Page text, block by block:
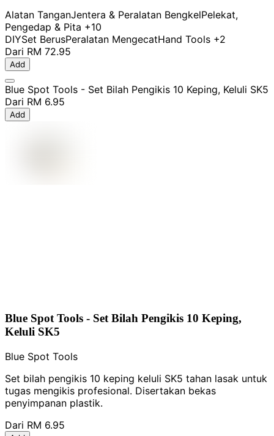
Alatan TanganJentera & Peralatan BengkelPelekat,
Pengedap & Pita +10
DIYSet BerusPeralatan MengecatHand Tools +2
Dari RM 72.95
Add
Blue Spot Tools - Set Bilah Pengikis 10 Keping, Keluli SK5
Dari RM 6.95
Add
Blue Spot Tools - Set Bilah Pengikis 10 Keping,
Keluli SK5
Blue Spot Tools
Set bilah pengikis 10 keping keluli SK5 tahan lasak untuk
tugas mengikis profesional. Disertakan bekas
penyimpanan plastik.
Dari RM 6.95